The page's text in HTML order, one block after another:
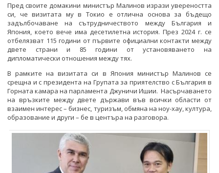
Пред своите домакини министър Малинов изрази увереността
си, че визитата му в Токио е отлична основа за бъдещо
задълбочаване на сътрудничеството между България и
Япония, което вече има десетилетна история. През 2024 г. се
отбелязват 115 години от първите официални контакти между
двете страни и 85 години от установяването на
дипломатически отношения между тях.
В рамките на визитата си в Япония министър Малинов се
срещна и с президента на Групата за приятелство с България в
Горната камара на парламента Джуничи Ишии. Насърчаването
на връзките между двете държави във всички области от
взаимен интерес – бизнес, туризъм, обмяна на ноу-хау, култура,
образование и други – бе в центъра на разговора.